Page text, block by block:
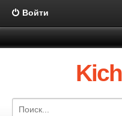
Войти